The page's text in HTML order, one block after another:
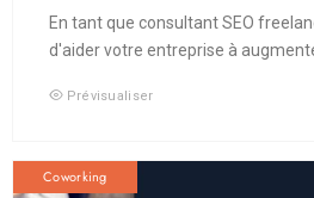
En tant que consultant SEO
d'aider votre entreprise à
Prévisualiser
Coworking